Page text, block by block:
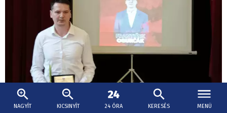
NAGYÍT KICSINYÍT 24 ÓRA KERESÉS MENÜ